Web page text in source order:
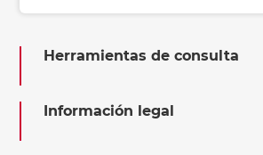
Herramientas de consulta
Información legal